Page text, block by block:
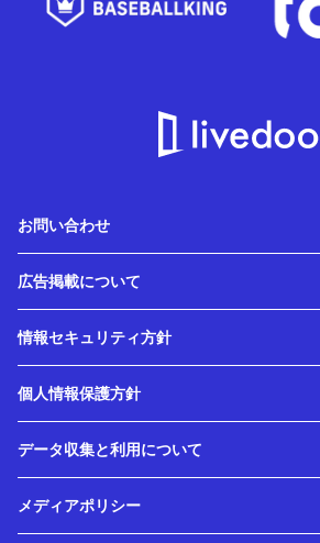
お問い合わせ
広告掲載について
情報セキュリティ方針
個人情報保護方針
データ収集と利用について
メディアポリシー